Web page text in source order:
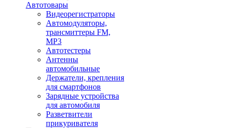
Автотовары
Видеорегистраторы
Автомодуляторы,
трансмиттеры FM,
MP3
Автотестеры
Антенны
автомобильные
Держатели, крепления
для смартфонов
Зарядные устройства
для автомобиля
Разветвители
прикуривателя